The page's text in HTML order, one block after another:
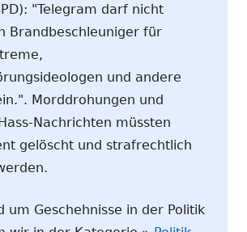
"Telegram darf nicht
Brandbeschleuniger für
und andere
Morddrohungen und
Nachrichten müssten
gelöscht und strafrechtlich
um Geschehnisse in der Politik